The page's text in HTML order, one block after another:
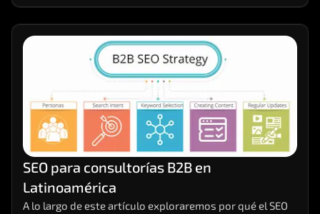
estos datos facilita anticipar variaciones en la demanda
y mejorar márgenes sin aumentar costos. Para análisis
comparativos avanzados, herramientas como MHA
Intelligence complementan la información con una
visión más precisa del rendimiento.
SEO para consultorías B2B en
Latinoamérica
A lo largo de este artículo exploraremos por qué el SEO